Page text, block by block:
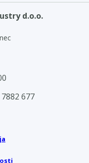
d.o.o.
677